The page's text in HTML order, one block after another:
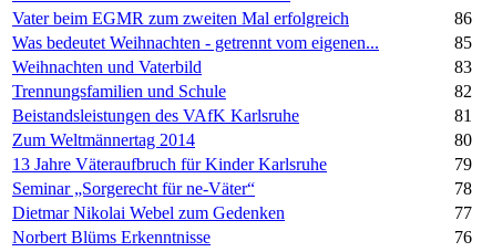
Vater beim EGMR zum zweiten Mal erfolgreich
86
Was bedeutet Weihnachten - getrennt vom eigenen...
85
Weihnachten und Vaterbild
83
Trennungsfamilien und Schule
82
Beistandsleistungen des VAfK Karlsruhe
81
Zum Weltmännertag 2014
80
13 Jahre Väteraufbruch für Kinder Karlsruhe
79
Seminar „Sorgerecht für ne-Väter“
78
Dietmar Nikolai Webel zum Gedenken
77
Norbert Blüms Erkenntnisse
76